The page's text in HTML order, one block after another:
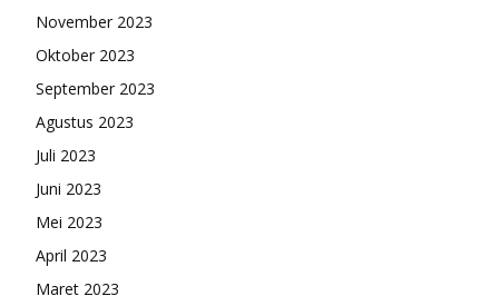
November 2023
Oktober 2023
September 2023
Agustus 2023
Juli 2023
Juni 2023
Mei 2023
April 2023
Maret 2023